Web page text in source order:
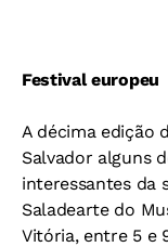
Festival europeu
A décima edição
Salvador alguns
interessantes da
Saladearte do
Vitória, entre 5 e